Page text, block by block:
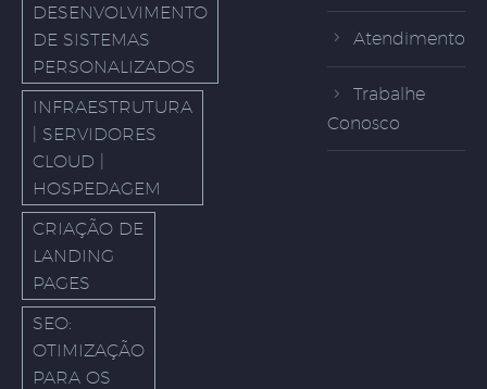
DESENVOLVIMENTO
DE SISTEMAS
PERSONALIZADOS
INFRAESTRUTURA
| SERVIDORES
CLOUD |
HOSPEDAGEM
CRIAÇÃO DE
LANDING
PAGES
SEO:
OTIMIZAÇÃO
PARA OS
Atendimento
Trabalhe
Conosco